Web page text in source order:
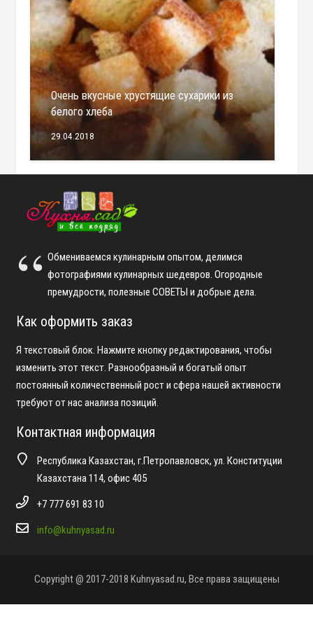
Очень вкусные хрустящие сухарики из
белого хлеба
29.04.2018
Обмениваемся кулинарным опытом, делимся
фотографиями кулинарных шедевров. Огородные
премудрости, полезные СОВЕТЫ и добрые дела.
Как оформить заказ
Я текстовый блок. Нажмите кнопку редактирования, чтобы
изменить этот текст. Разнообразный и богатый опыт
постоянный количественный рост и сфера нашей активности
требуют от нас анализа позиций.
Контактная информация
Республика Казахстан, г.Петропавловск, ул. Конституции
Казахстана 114, офис 405
+7 777 691 83 10
info@kuhnyasad.ru
Copyright @ 2017-2018 Kuhnyasad.ru, Все права защищены